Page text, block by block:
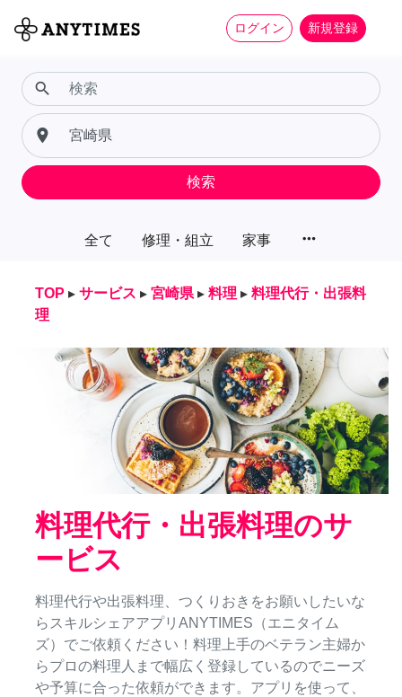
ログイン 新規登録
全て 修理・組立 家事 more_horiz
search
place
検索
TOP ▸ サービス ▸ 宮崎県 ▸ 料理 ▸ 料理代行・出張料
理
料理代行・出張料理のサ
ービス
料理代行や出張料理、つくりおきをお願いしたいな
らスキルシェアアプリANYTIMES（エニタイム
ズ）でご依頼ください！料理上手のベテラン主婦か
らプロの料理人まで幅広く登録しているのでニーズ
や予算に合った依頼ができます。アプリを使って、